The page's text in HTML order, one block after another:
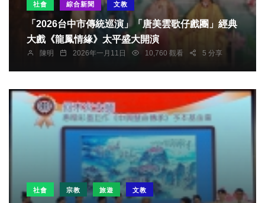
社會 綜合新聞 文教
「2026台中市傳統巡演」「唐美雲歌仔戲團」經典
大戲《龍鳳情緣》太平盛大開演
陳明 2026年一月11日 10,760 觀看 5 分享
社會 宗教 旅遊 文教